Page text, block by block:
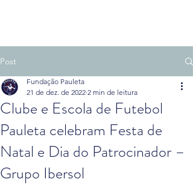
Post
Clube e Escola de Futebol
Pauleta celebram Festa de
Natal e Dia do Patrocinador –
Grupo Ibersol
Fundação Pauleta
21 de dez. de 2022 2 min de leitura